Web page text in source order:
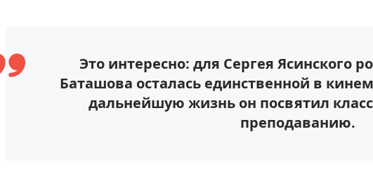
Это интересно: для Сергея Ясинского
Баташова осталась единственной в
дальнейшую жизнь он посвятил
преподаванию.